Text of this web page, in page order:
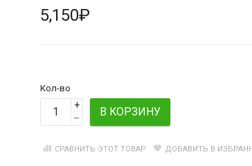
5,150₽
Кол-во
+
–
В КОРЗИНУ
СРАВНИТЬ ЭТОТ ТОВАР ДОБАВИТЬ В